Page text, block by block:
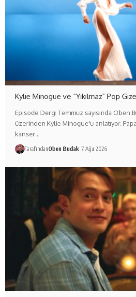
Kylie Minogue ve “Yıkılmaz” Pop
Episode Dergi Temmuz sayısında Oben
üzerinden Kylie Minogue'u anlatıyor.
kanser…
TarafındanOben Budak 7 Ağu 2026